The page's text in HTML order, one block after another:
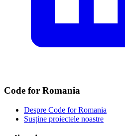
Code for Romania
Despre Code for Romania
Susține proiectele noastre